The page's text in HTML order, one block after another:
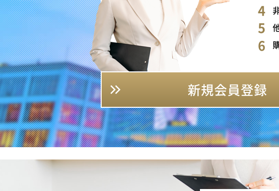
新規会員登録